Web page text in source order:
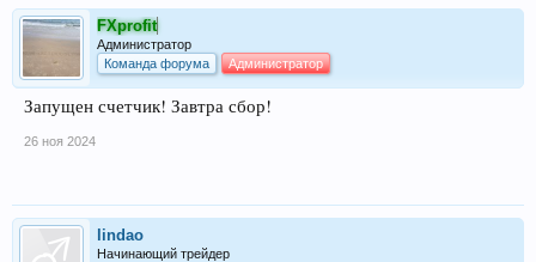
FXprofit
Администратор
Команда форума
Администратор
Запущен счетчик! Завтра сбор!
26 ноя 2024
lindao
Начинающий трейдер